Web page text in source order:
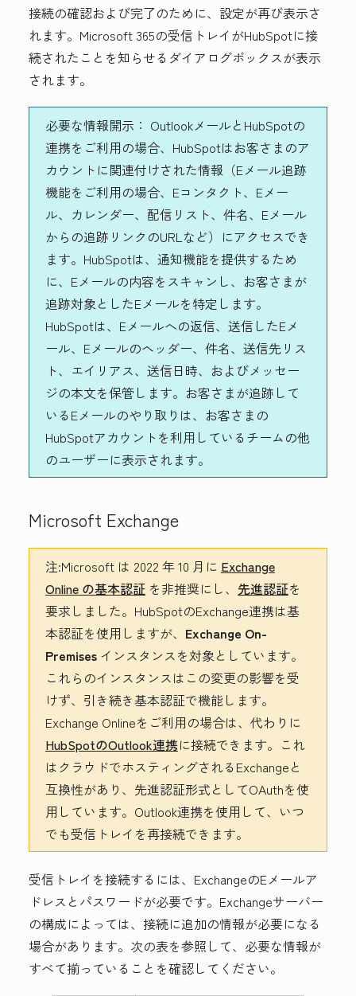
接続の確認および完了のために、設定が再び表示さ
れます。Microsoft 365の受信トレイがHubSpotに接
続されたことを知らせるダイアログボックスが表示
されます。
必要な情報開示： OutlookメールとHubSpotの
連携をご利用の場合、HubSpotはお客さまのア
カウントに関連付けされた情報（Eメール追跡
機能をご利用の場合、Eコンタクト、Eメー
ル、カレンダー、配信リスト、件名、Eメール
からの追跡リンクのURLなど）にアクセスでき
ます。HubSpotは、通知機能を提供するため
に、Eメールの内容をスキャンし、お客さまが
追跡対象としたEメールを特定します。
HubSpotは、Eメールへの返信、送信したEメ
ール、Eメールのヘッダー、件名、送信先リス
ト、エイリアス、送信日時、およびメッセー
ジの本文を保管します。お客さまが追跡して
いるEメールのやり取りは、お客さまの
HubSpotアカウントを利用しているチームの他
のユーザーに表示されます。
Microsoft Exchange
注:Microsoft は 2022 年 10 月に Exchange
Online の基本認証 を非推奨にし、 先進認証を
要求しました。HubSpotのExchange連携は基
本認証を使用しますが、 Exchange On-
Premises インスタンスを対象としています。
これらのインスタンスはこの変更の影響を受
けず、引き続き基本認証で機能します。
Exchange Onlineをご利用の場合は、代わりに
HubSpotのOutlook連携に接続できます。これ
はクラウドでホスティングされるExchangeと
互換性があり、先進認証形式としてOAuthを使
用しています。Outlook連携を使用して、いつ
でも受信トレイを再接続できます。
受信トレイを接続するには、ExchangeのEメールア
ドレスとパスワードが必要です。Exchangeサーバー
の構成によっては、接続に追加の情報が必要になる
場合があります。次の表を参照して、必要な情報が
すべて揃っていることを確認してください。